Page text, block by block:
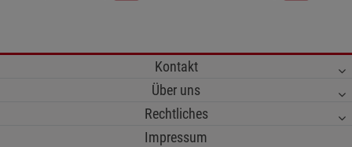
Kontakt
Über uns
Rechtliches
Impressum